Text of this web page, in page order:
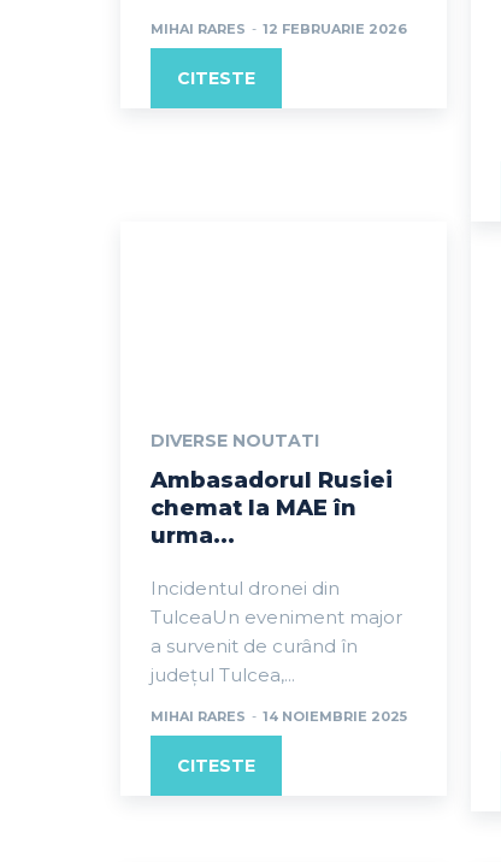
MIHAI RARES - 12 FEBRUARIE 2026
CITESTE
DIVERSE NOUTATI
Ambasadorul Rusiei
chemat la MAE în
urma...
Incidentul dronei din
TulceaUn eveniment major
a survenit de curând în
județul Tulcea,...
MIHAI RARES - 14 NOIEMBRIE 2025
CITESTE